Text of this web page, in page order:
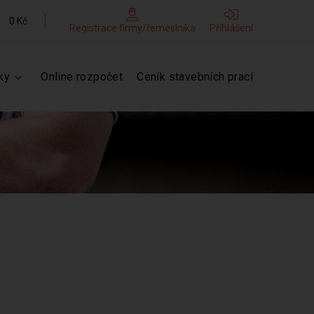
0 Kč
Registrace firmy/řemeslníka Přihlášení
Online rozpočet Ceník stavebních prací